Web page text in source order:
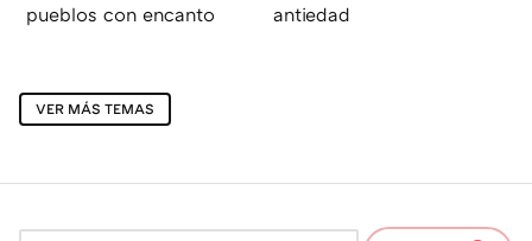
pueblos con encanto antiedad
VER MÁS TEMAS